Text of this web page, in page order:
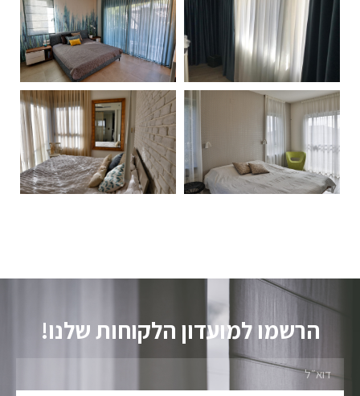
הרשמו למועדון הלקוחות שלנו!